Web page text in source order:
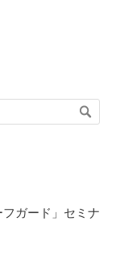
ガード」セミナ